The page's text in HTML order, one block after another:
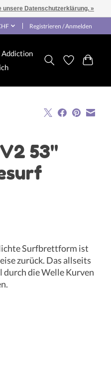
Registrieren / Anmelden
Addiction
53"
Surfbrettform ist
zurück. Das allseits
die Welle Kurven
unsere Datenschutzerklärung. »